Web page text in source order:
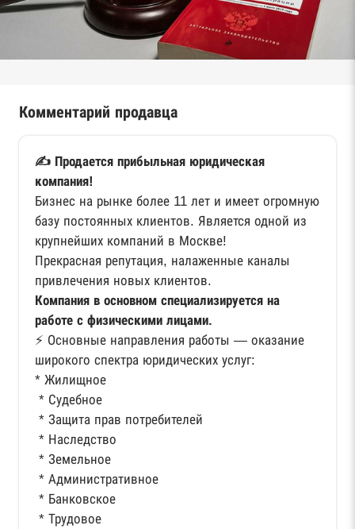
Комментарий продавца
✍️ Продается прибыльная юридическая
компания!
Бизнес на рынке более 11 лет и имеет огромную
базу постоянных клиентов. Является одной из
крупнейших компаний в Москве!
Прекрасная репутация, налаженные каналы
привлечения новых клиентов.
Компания в основном специализируется на
работе с физическими лицами.
⚡️ Основные направления работы — оказание
широкого спектра юридических услуг:
* Жилищное
* Судебное
* Защита прав потребителей
* Наследство
* Земельное
* Административное
* Банковское
* Трудовое